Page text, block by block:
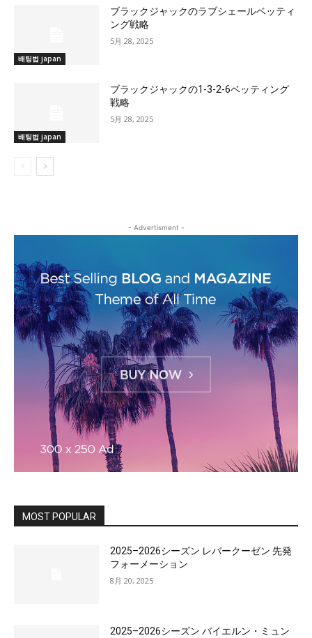
배팅법 japan
ブラックジャックのラブシェールベッティ
ング戦略
5月 28, 2025
배팅법 japan
ブラックジャックの1-3-2-6ベッティング
戦略
5月 28, 2025
- Advertisment -
MOST POPULAR
2025–2026シーズン レバークーゼン 先発
フォーメーション
8月 20, 2025
2025–2026シーズン バイエルン・ミュン